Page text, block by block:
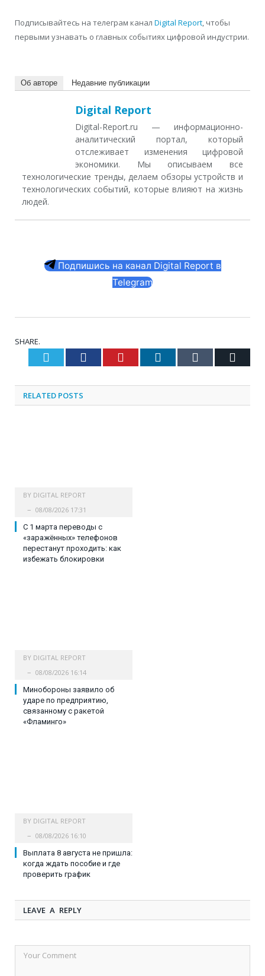
Подписывайтесь на телеграм канал Digital Report, чтобы
первыми узнавать о главных событиях цифровой индустрии.
Об авторе Недавние публикации
Digital Report
Digital-Report.ru — информационно-
аналитический портал, который
отслеживает изменения цифровой
экономики. Мы описываем все
технологические тренды, делаем обзоры устройств и
технологических событий, которые влияют на жизнь
людей.
Подпишись на канал Digital Report в
Telegram
SHARE.
Twitter Facebook Pinterest LinkedIn Tumblr
RELATED POSTS
BY DIGITAL REPORT
08/08/2026 17:31
С 1 марта переводы с
«заражённых» телефонов
перестанут проходить: как
избежать блокировки
BY DIGITAL REPORT
08/08/2026 16:14
Минобороны заявило об
ударе по предприятию,
связанному с ракетой
«Фламинго»
BY DIGITAL REPORT
08/08/2026 16:10
Выплата 8 августа не пришла:
когда ждать пособие и где
проверить график
LEAVE A REPLY